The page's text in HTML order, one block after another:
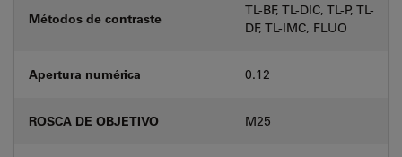
Métodos de contraste
TL-BF, TL-DIC, TL-P, TL-
DF, TL-IMC, FLUO
Apertura numérica 0.12
ROSCA DE OBJETIVO M25